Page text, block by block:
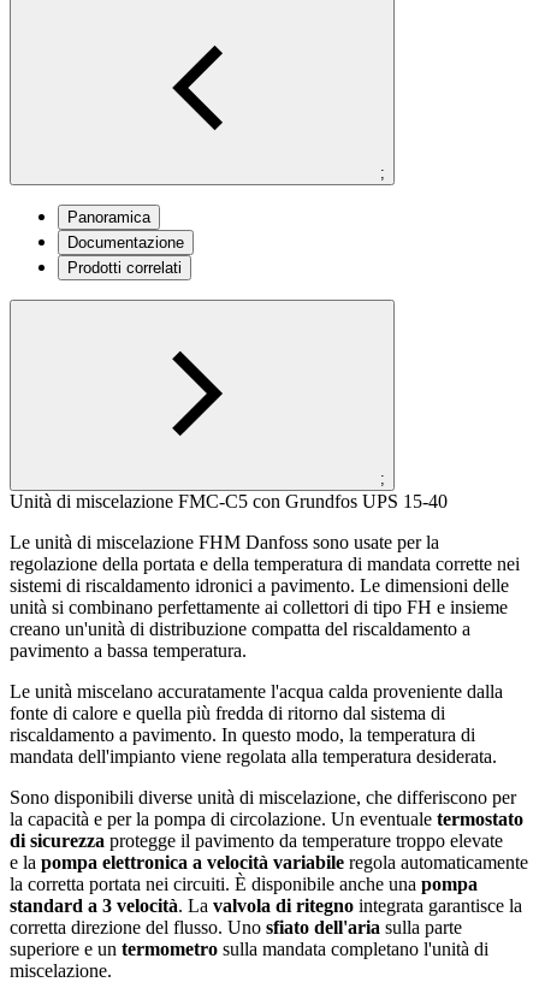
;
Panoramica
Documentazione
Prodotti correlati
;
Unità di miscelazione FMC-C5 con Grundfos UPS 15-40
Le unità di miscelazione FHM Danfoss sono usate per la
regolazione della portata e della temperatura di mandata corrette nei
sistemi di riscaldamento idronici a pavimento. Le dimensioni delle
unità si combinano perfettamente ai collettori di tipo FH e insieme
creano un'unità di distribuzione compatta del riscaldamento a
pavimento a bassa temperatura.
Le unità miscelano accuratamente l'acqua calda proveniente dalla
fonte di calore e quella più fredda di ritorno dal sistema di
riscaldamento a pavimento. In questo modo, la temperatura di
mandata dell'impianto viene regolata alla temperatura desiderata.
Sono disponibili diverse unità di miscelazione, che differiscono per
la capacità e per la pompa di circolazione. Un eventuale termostato
di sicurezza protegge il pavimento da temperature troppo elevate
e la pompa elettronica a velocità variabile regola automaticamente
la corretta portata nei circuiti. È disponibile anche una pompa
standard a 3 velocità. La valvola di ritegno integrata garantisce la
corretta direzione del flusso. Uno sfiato dell'aria sulla parte
superiore e un termometro sulla mandata completano l'unità di
miscelazione.